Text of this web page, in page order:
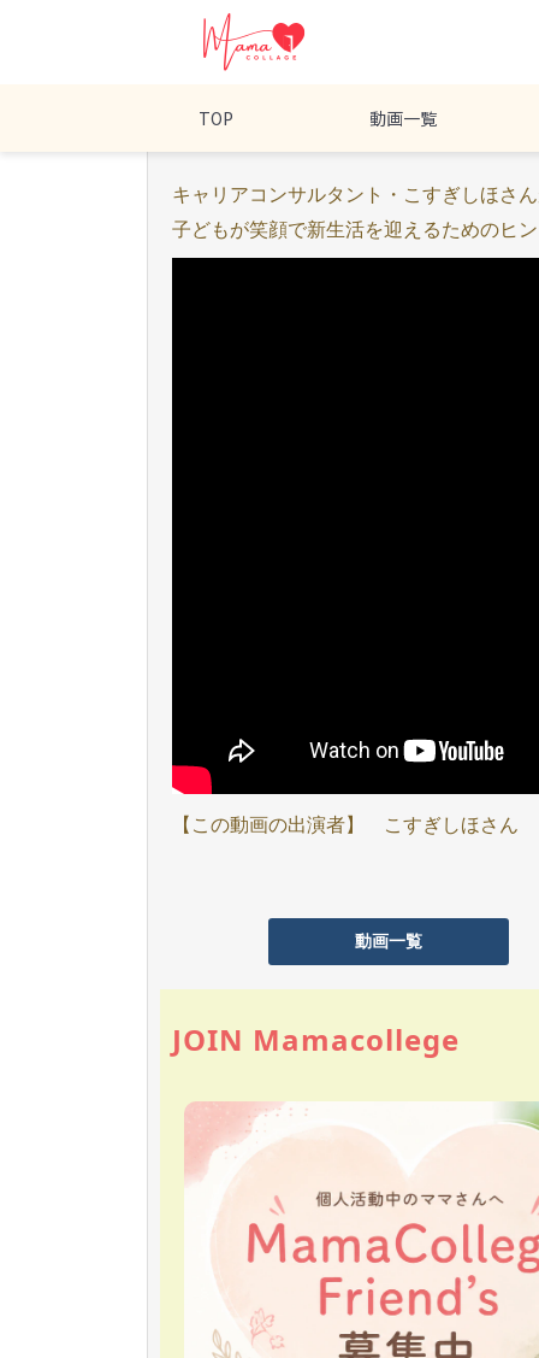
TOP 動画一覧
キャリアコンサルタント・こすぎしほさ
子どもが笑顔で新生活を迎えるためのヒ
【この動画の出演者】 こすぎしほさん
動画一覧
JOIN Mamacollege